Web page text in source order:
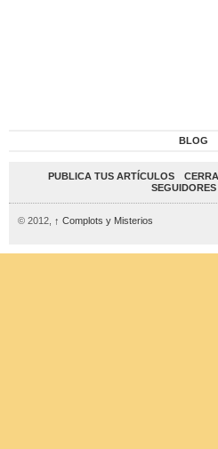
BLOG
PUBLICA TUS ARTÍCULOS
SEGUIDORES
© 2012, ↑ Complots y Misterios